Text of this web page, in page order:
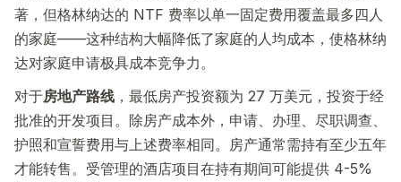
著，但格林纳达的 NTF 费率以单一固定费用覆盖最多四人
的家庭——这种结构大幅降低了家庭的人均成本，使格林纳
达对家庭申请极具成本竞争力。
对于房地产路线 ，最低房产投资额为 27 万美元，投资于经
批准的开发项目。除房产成本外，申请、办理、尽职调查、
护照和宣誓费用与上述费率相同。房产通常需持有至少五年
才能转售。受管理的酒店项目在持有期间可能提供 4-5%